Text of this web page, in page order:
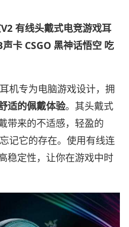
有线头戴式电竞游戏耳
卡 CSGO 黑神话悟空 吃
机专为电脑游戏设计，拥
适的佩戴体验。其头戴式
带来的不适感，轻盈的
记它的存在。使用有线连
稳定性，让你在游戏中时